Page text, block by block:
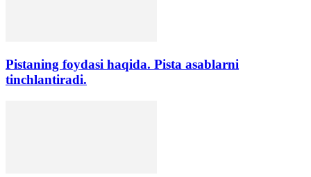
Pistaning foydasi haqida. Pista asablarni
tinchlantiradi.